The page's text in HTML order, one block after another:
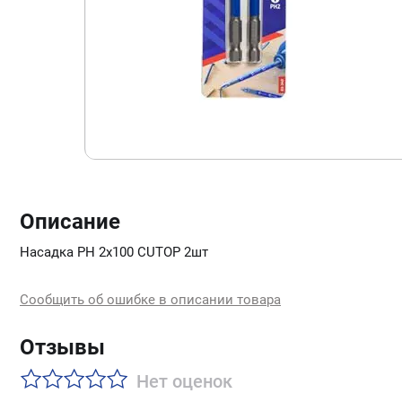
Описание
Насадка PН 2х100 CUTOP 2шт
Сообщить об ошибке в описании товара
Отзывы
Нет оценок